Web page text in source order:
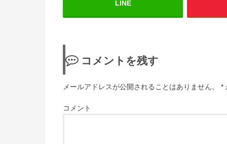
LINE
コメントを残す
メールアドレスが公開されることはありません。 *
コメント